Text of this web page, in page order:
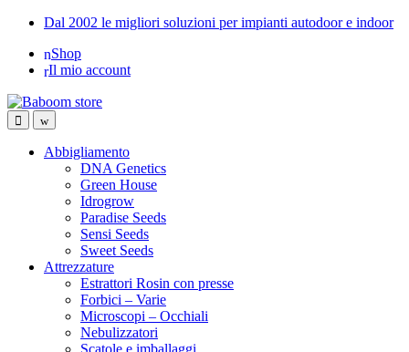
Skip
navigation
Skip
content
Dal 2002 le migliori soluzioni per impianti autodoor e indoor
Shop
Il mio account
Abbigliamento
DNA Genetics
Green House
Idrogrow
Paradise Seeds
Sensi Seeds
Sweet Seeds
Attrezzature
Estrattori Rosin con presse
Forbici – Varie
Microscopi – Occhiali
Nebulizzatori
Scatole e imballaggi